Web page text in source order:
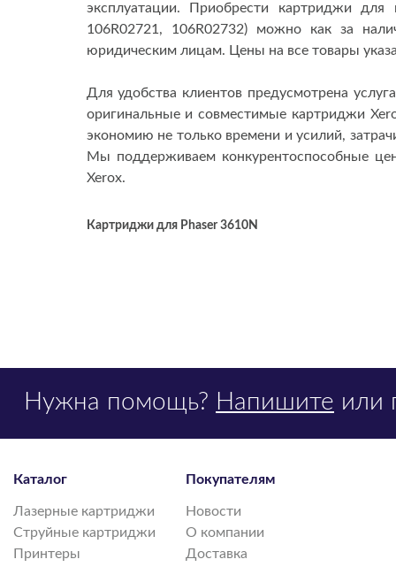
эксплуатации. Приобрести картриджи
106R02721, 106R02732) можно как за
юридическим лицам. Цены на все товары
Для удобства клиентов предусмотрена
оригинальные и совместимые картриджи
экономию не только времени и усилий,
Мы поддерживаем конкурентоспособные
Xerox.
Картриджи для Phaser 3610N
Нужна помощь? Напишите или
Каталог
Лазерные картриджи
Струйные картриджи
Принтеры
Покупателям
Новости
О компании
Доставка